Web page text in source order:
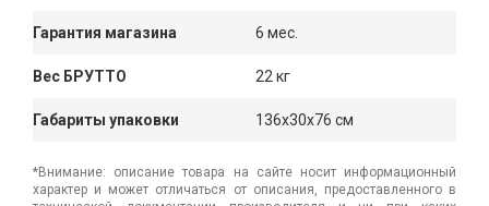
Гарантия магазина 6 мес.
Вес БРУТТО 22 кг
Габариты упаковки 136x30x76 см
*Внимание: описание товара на сайте носит информационный
характер и может отличаться от описания, предоставленного в